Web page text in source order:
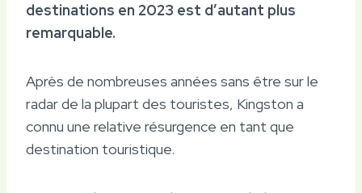
destinations en 2023 est d’autant plus
remarquable.
Après de nombreuses années sans être sur le
radar de la plupart des touristes, Kingston a
connu une relative résurgence en tant que
destination touristique.